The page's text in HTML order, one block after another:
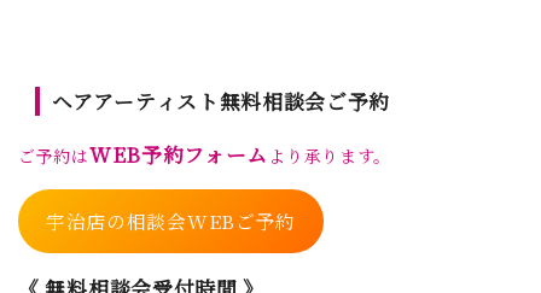
ヘアアーティスト無料相談会ご予約
ご予約はWEB予約フォーム より承ります。
宇治店の相談会WEBご予約